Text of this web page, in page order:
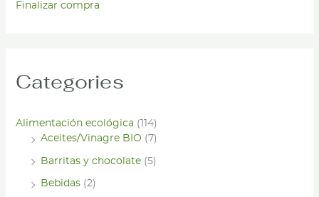
Finalizar compra
Categories
Alimentación ecológica (114)
Aceites/Vinagre BIO (7)
Barritas y chocolate (5)
Bebidas (2)